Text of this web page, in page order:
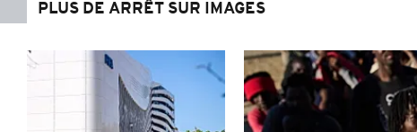
PLUS DE ARRÊT SUR IMAGES